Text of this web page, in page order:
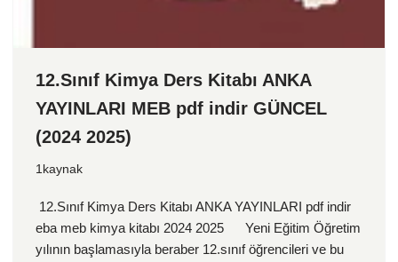
12.Sınıf Kimya Ders Kitabı ANKA
YAYINLARI MEB pdf indir GÜNCEL
(2024 2025)
1kaynak
12.Sınıf Kimya Ders Kitabı ANKA YAYINLARI pdf indir
eba meb kimya kitabı 2024 2025 Yeni Eğitim Öğretim
yılının başlamasıyla beraber 12.sınıf öğrencileri ve bu